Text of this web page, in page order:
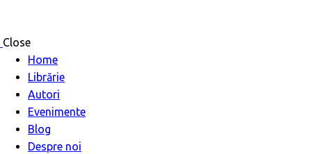
Close
Home
Librărie
Autori
Evenimente
Blog
Despre noi